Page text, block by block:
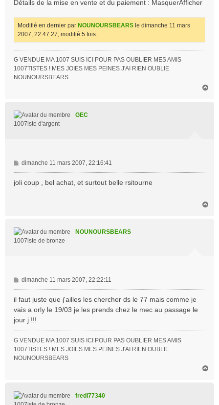
Détails de la mise en vente et du paiement : MasquerAfficher
Modifié en dernier par NOUNOURSBEARS le dimanche 11 mars
2007, 22:47:27, modifié 5 fois.
G VENDUE MA 1007 SUIS ICI POUR PAS OUBLIER MES AMIS
1007TISTES ! MES JOIES MES PEINES J'AI RIEN OUBLIE
NOUNOURSBEARS
GEC
1007iste d'argent
M
e
s
dimanche 11 mars 2007, 22:16:41
joli coup , bel achat, et surtout belle rsitourne
NOUNOURSBEARS
1007iste de bronze
M
e
s
a
g
e
dimanche 11 mars 2007, 22:22:11
il faut juste que j'ailles les chercher ds le 77 mais comme je
vais a orly le 19/03 je les prends chez le mec au passage le
jour j !!!
G VENDUE MA 1007 SUIS ICI POUR PAS OUBLIER MES AMIS
1007TISTES ! MES JOIES MES PEINES J'AI RIEN OUBLIE
NOUNOURSBEARS
fredi77340